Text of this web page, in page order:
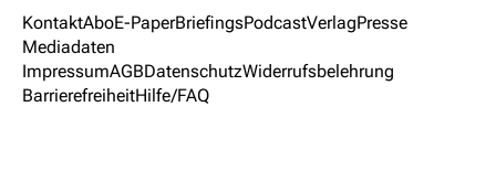
KontaktAboE-PaperBriefingsPodcastVerlagPresse
Mediadaten
ImpressumAGBDatenschutzWiderrufsbelehrung
BarrierefreiheitHilfe/FAQ